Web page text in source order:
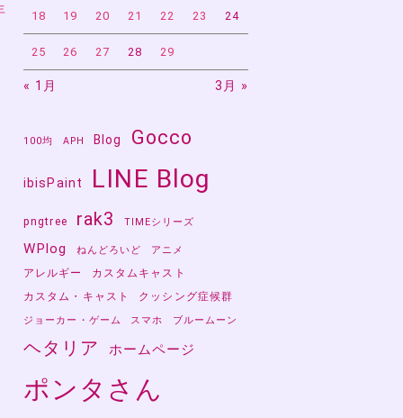
18 19 20 21 22 23 24
25 26 27 28 29
« 1月 3月 »
100均 APH Blog Gocco
ibisPaint LINE Blog
pngtree rak3 TIMEシリーズ
WPlog ねんどろいど アニメ
アレルギー
カスタムキャスト
カスタム・キャスト
クッシング症候群
ジョーカー・ゲーム スマホ ブルームーン
ヘタリア ホームページ
ポンタさん